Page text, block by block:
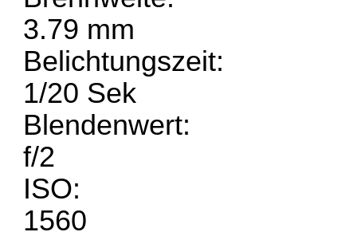
3.79 mm
Belichtungszeit:
1/20 Sek
Blendenwert:
f/2
ISO:
1560